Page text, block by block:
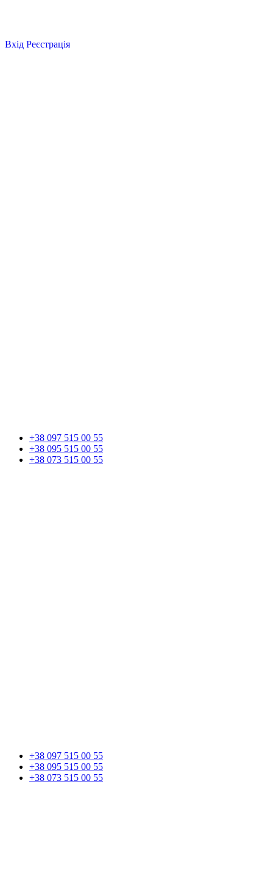
Вхід Реєстрація
+38 097 515 00 55
+38 095 515 00 55
+38 073 515 00 55
+38 097 515 00 55
+38 095 515 00 55
+38 073 515 00 55